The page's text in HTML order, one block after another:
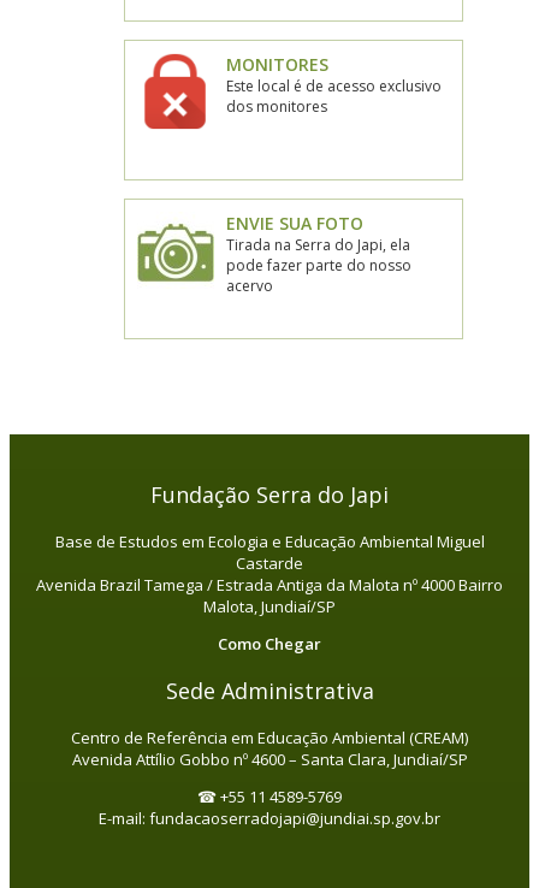
MONITORES
Este local é de acesso exclusivo
dos monitores
ENVIE SUA FOTO
Tirada na Serra do Japi, ela
pode fazer parte do nosso
acervo
Fundação Serra do Japi
Base de Estudos em Ecologia e Educação Ambiental Miguel
Castarde
Avenida Brazil Tamega / Estrada Antiga da Malota nº 4000 Bairro
Malota, Jundiaí/SP
Como Chegar
Sede Administrativa
Centro de Referência em Educação Ambiental (CREAM)
Avenida Attílio Gobbo nº 4600 – Santa Clara, Jundiaí/SP
☎ +55 11 4589-5769
E-mail: fundacaoserradojapi@jundiai.sp.gov.br